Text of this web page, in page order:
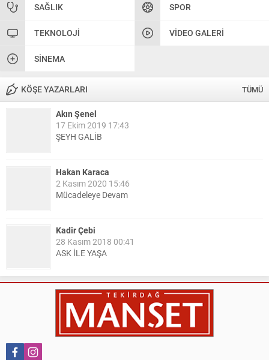
SAĞLIK SPOR
TEKNOLOJI VIDEO GALERI
SINEMA
KÖŞE YAZARLARI TÜMÜ
Akın Şenel
17 Ekim 2019 17:43
ŞEYH GALİB
Hakan Karaca
2 Kasım 2020 15:46
Mücadeleye Devam
Kadir Çebi
28 Kasım 2018 00:41
ASK İLE YAŞA
Nail Kazanç
10 Mart 2023 21:36
HAYDİ TEKİRDAĞ MAÇA !!!!